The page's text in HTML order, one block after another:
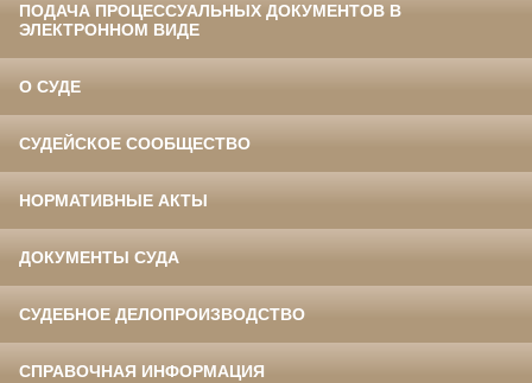
ПОДАЧА ПРОЦЕССУАЛЬНЫХ ДОКУМЕНТОВ В
ЭЛЕКТРОННОМ ВИДЕ
О СУДЕ
СУДЕЙСКОЕ СООБЩЕСТВО
НОРМАТИВНЫЕ АКТЫ
ДОКУМЕНТЫ СУДА
СУДЕБНОЕ ДЕЛОПРОИЗВОДСТВО
СПРАВОЧНАЯ ИНФОРМАЦИЯ